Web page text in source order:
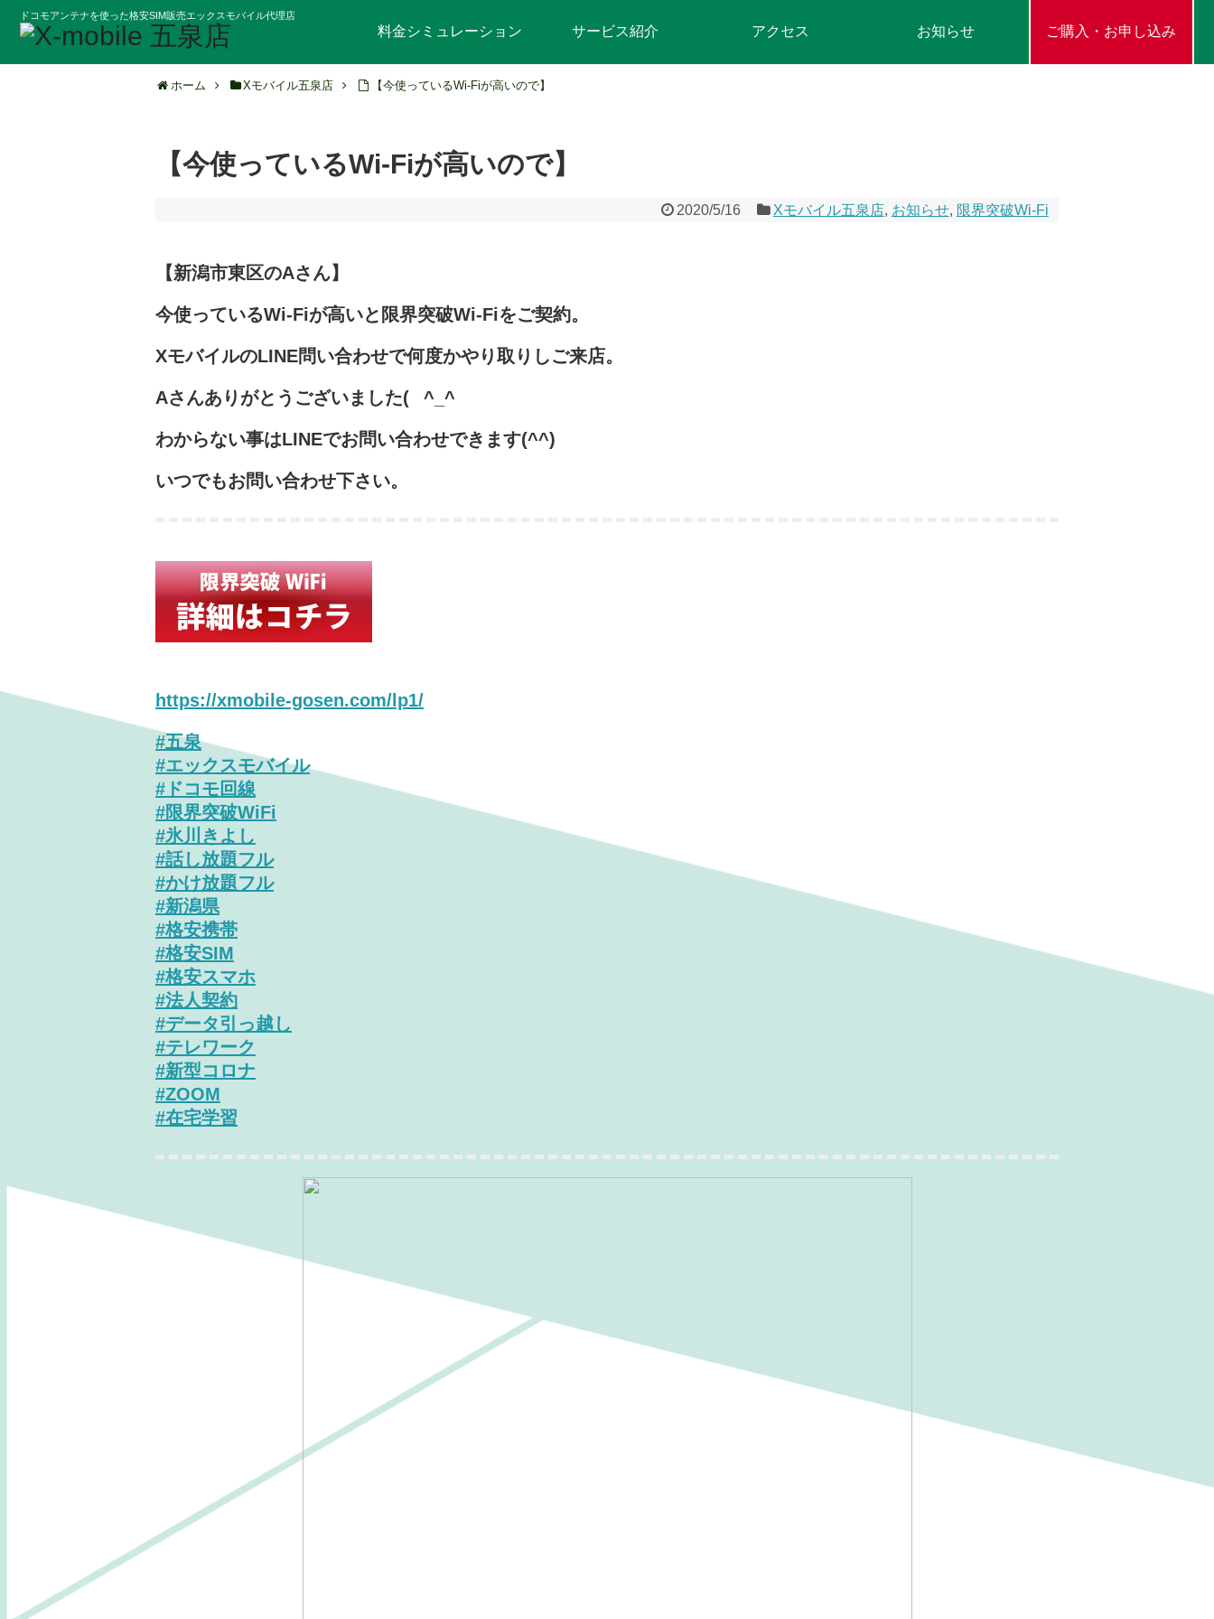
ドコモアンテナを使った格安SIM販売エックスモバイル代理店
料金シミュレーション サービス紹介 アクセス お知らせ ご購入・お申し込み
ホーム Xモバイル五泉店 【今使っているWi-Fiが高いので】
【今使っているWi-Fiが高いので】
2020/5/16 Xモバイル五泉店, お知らせ, 限界突破Wi-Fi
【新潟市東区のAさん】
今使っているWi-Fiが高いと 限界突破Wi-Fiをご契約。
XモバイルのLINE問い合わせで何度かやり取りしご来店。
Aさんありがとうございました( ^_^
わからない事はLINEでお問い合わせできます(^^)
いつでもお問い合わせ下さい。
https://xmobile-gosen.com/lp1/
#五泉
#エックスモバイル
#ドコモ回線
#限界突破WiFi
#氷川きよし
#話し放題フル
#かけ放題フル
#新潟県
#格安携帯
#格安SIM
#格安スマホ
#法人契約
#データ引っ越し
#テレワーク
#新型コロナ
#ZOOM
#在宅学習